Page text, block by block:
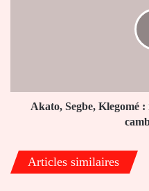
cambrioleurs
Akato, Segbe, Klegomé
Articles similaires